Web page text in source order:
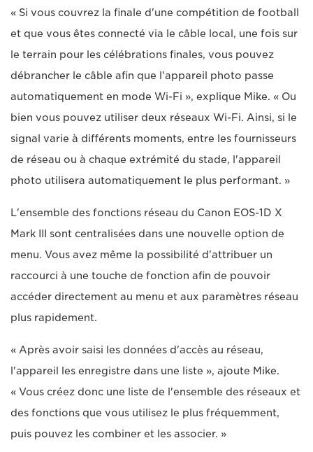
« Si vous couvrez la finale d'une compétition de football
et que vous êtes connecté via le câble local, une fois sur
le terrain pour les célébrations finales, vous pouvez
débrancher le câble afin que l'appareil photo passe
automatiquement en mode Wi-Fi », explique Mike. « Ou
bien vous pouvez utiliser deux réseaux Wi-Fi. Ainsi, si le
signal varie à différents moments, entre les fournisseurs
de réseau ou à chaque extrémité du stade, l'appareil
photo utilisera automatiquement le plus performant. »
L'ensemble des fonctions réseau du Canon EOS-1D X
Mark III sont centralisées dans une nouvelle option de
menu. Vous avez même la possibilité d'attribuer un
raccourci à une touche de fonction afin de pouvoir
accéder directement au menu et aux paramètres réseau
plus rapidement.
« Après avoir saisi les données d'accès au réseau,
l'appareil les enregistre dans une liste », ajoute Mike.
« Vous créez donc une liste de l'ensemble des réseaux et
des fonctions que vous utilisez le plus fréquemment,
puis pouvez les combiner et les associer. »